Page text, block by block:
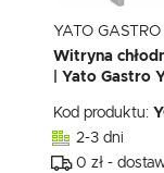
YATO GASTRO
Witryna
| Yato Gastro
Kod produktu:
2-3 dni
0 zł -